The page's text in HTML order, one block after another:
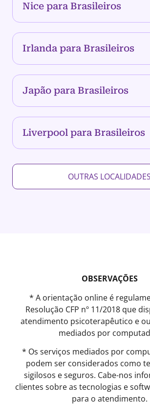
Nice para Brasileiros
Irlanda para Brasileiros
Japão para Brasileiros
Liverpool para Brasileiros
OUTRAS LOCALIDADES
OBSERVAÇÕES
* A orientação online é
Resolução CFP nº 11/2018 que
atendimento psicoterapêutico e
mediados por
* Os serviços mediados por
podem ser considerados como
sigilosos e seguros. Cabe-nos
clientes sobre as tecnologias e
para o atendimento.